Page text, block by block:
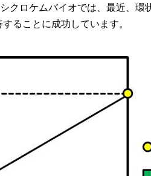
クロケムバイオでは、最近、環
ることに成功しています。